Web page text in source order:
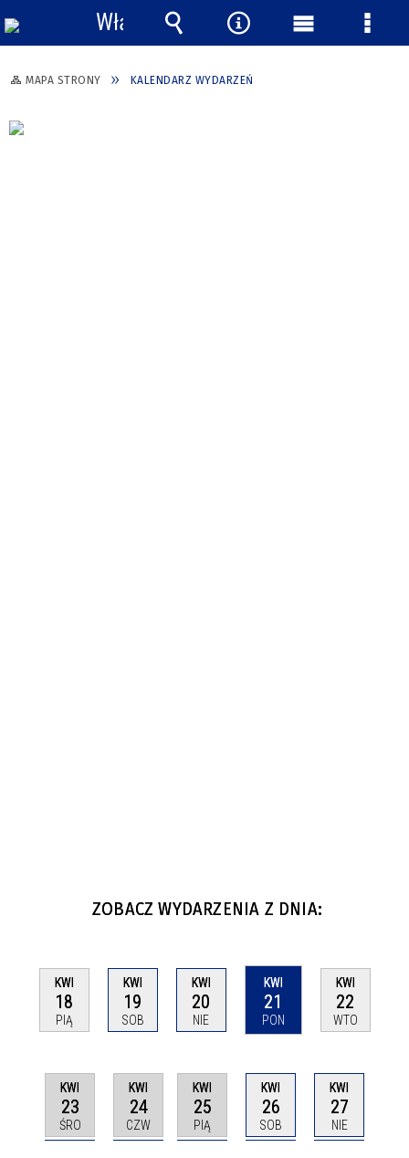
MAPA STRONY KALENDARZ WYDARZEŃ
ZOBACZ WYDARZENIA Z DNIA:
KWI
18
PIĄ
KWI
19
SOB
KWI
20
NIE
KWI
21
PON
KWI
22
WTO
KWI
23
ŚRO
KWI
24
CZW
KWI
25
PIĄ
KWI
26
SOB
KWI
27
NIE
Włącz
powiadomienia
Wyszukiwarka
Narzędzia
Menu Menu